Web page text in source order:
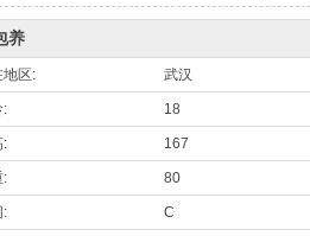
养
地区: 武汉
: 18
: 167
: 80
: C